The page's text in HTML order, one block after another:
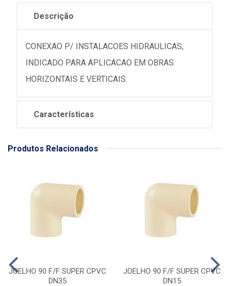
Descrição
CONEXAO P/ INSTALACOES HIDRAULICAS,
INDICADO PARA APLICACAO EM OBRAS
HORIZONTAIS E VERTICAIS.
Características
Produtos Relacionados
JOELHO 90 F/F SUPER CPVC
DN35
JOELHO 90 F/F SUPER CPVC
DN15